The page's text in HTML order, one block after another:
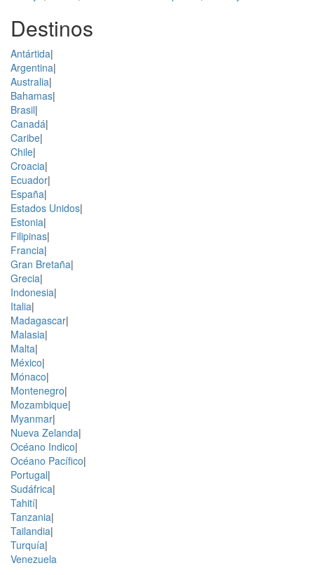
Destinos
Antártida|
Argentina|
Australia|
Bahamas|
Brasil|
Canadá|
Caribe|
Chile|
Croacia|
Ecuador|
España|
Estados Unidos|
Estonia|
Filipinas|
Francia|
Gran Bretaña|
Grecia|
Indonesia|
Italia|
Madagascar|
Malasia|
Malta|
México|
Mónaco|
Montenegro|
Mozambique|
Myanmar|
Nueva Zelanda|
Océano Indico|
Océano Pacífico|
Portugal|
Sudáfrica|
Tahití|
Tanzania|
Tailandia|
Turquía|
Venezuela